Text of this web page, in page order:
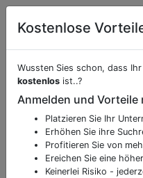
Beschreibung &
Sie möchten eine
oder andere
Klicken Sie bittehier
Gerne erweitern wir
Kostenlose
Wussten Sies schon, dass
kostenlos ist..?
Anmelden und Vorteile
Platzieren Sie Ihr
Erhöhen Sie ihre
Profitieren Sie von
Ereichen Sie eine
Keinerlei Risiko -